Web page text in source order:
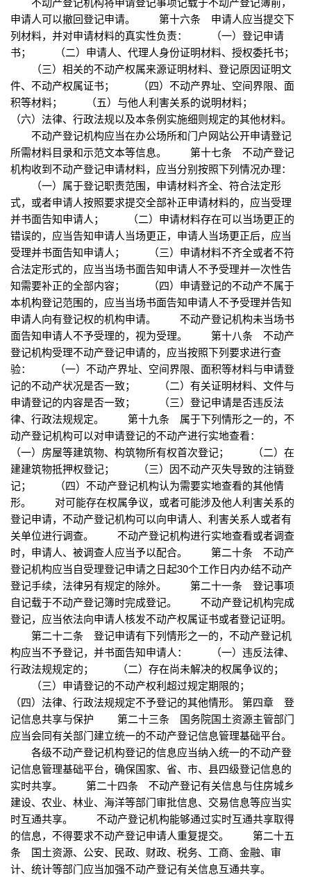
申请人可以撤回登记申请。 第十六条 申请人应当提交下
列材料，并对申请材料的真实性负责： （一）登记申请
书； （二）申请人、代理人身份证明材料、授权委托书；
（三）相关的不动产权属来源证明材料、登记原因证明文
件、不动产权属证书； （四）不动产界址、空间界限、面
积等材料； （五）与他人利害关系的说明材料；
（六）法律、行政法规以及本条例实施细则规定的其他材料。
不动产登记机构应当在办公场所和门户网站公开申请登记
所需材料目录和示范文本等信息。 第十七条 不动产登记
机构收到不动产登记申请材料，应当分别按照下列情况办理：
（一）属于登记职责范围，申请材料齐全、符合法定形
式，或者申请人按照要求提交全部补正申请材料的，应当受理
并书面告知申请人； （二）申请材料存在可以当场更正的
错误的，应当告知申请人当场更正，申请人当场更正后，应当
受理并书面告知申请人； （三）申请材料不齐全或者不符
合法定形式的，应当当场书面告知申请人不予受理并一次性告
知需要补正的全部内容； （四）申请登记的不动产不属于
本机构登记范围的，应当当场书面告知申请人不予受理并告知
申请人向有登记权的机构申请。 不动产登记机构未当场书
面告知申请人不予受理的，视为受理。 第十八条 不动产
登记机构受理不动产登记申请的，应当按照下列要求进行查
验： （一）不动产界址、空间界限、面积等材料与申请登
记的不动产状况是否一致； （二）有关证明材料、文件与
申请登记的内容是否一致； （三）登记申请是否违反法
律、行政法规规定。 第十九条 属于下列情形之一的，不
动产登记机构可以对申请登记的不动产进行实地查看：
（一）房屋等建筑物、构筑物所有权首次登记； （二）在
建建筑物抵押权登记； （三）因不动产灭失导致的注销登
记； （四）不动产登记机构认为需要实地查看的其他情
形。 对可能存在权属争议，或者可能涉及他人利害关系的
登记申请，不动产登记机构可以向申请人、利害关系人或者有
关单位进行调查。 不动产登记机构进行实地查看或者调查
时，申请人、被调查人应当予以配合。 第二十条 不动产
登记机构应当自受理登记申请之日起30个工作日内办结不动产
登记手续，法律另有规定的除外。 第二十一条 登记事项
自记载于不动产登记簿时完成登记。 不动产登记机构完成
登记，应当依法向申请人核发不动产权属证书或者登记证明。
第二十二条 登记申请有下列情形之一的，不动产登记机
构应当不予登记，并书面告知申请人： （一）违反法律、
行政法规规定的； （二）存在尚未解决的权属争议的；
（三）申请登记的不动产权利超过规定期限的；
（四）法律、行政法规规定不予登记的其他情形。 第四章 登
记信息共享与保护 第二十三条 国务院国土资源主管部门
应当会同有关部门建立统一的不动产登记信息管理基础平台。
各级不动产登记机构登记的信息应当纳入统一的不动产登
记信息管理基础平台，确保国家、省、市、县四级登记信息的
实时共享。 第二十四条 不动产登记有关信息与住房城乡
建设、农业、林业、海洋等部门审批信息、交易信息等应当实
时互通共享。 不动产登记机构能够通过实时互通共享取得
的信息，不得要求不动产登记申请人重复提交。 第二十五
条 国土资源、公安、民政、财政、税务、工商、金融、审
计、统计等部门应当加强不动产登记有关信息互通共享。